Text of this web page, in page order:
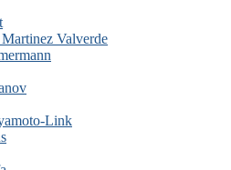
Valverde
Link